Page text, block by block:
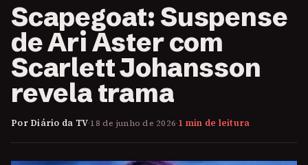
Scapegoat: Suspense
de Ari Aster com
Scarlett Johansson
revela trama
Por Diário da TV·18 de junho de 2026·1 min de leitura